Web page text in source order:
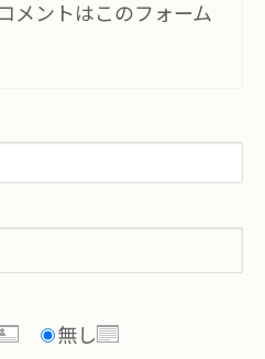
メントはこのフォーム
無し